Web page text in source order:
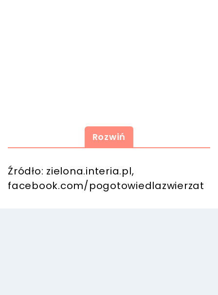
Rozwiń
Źródło: zielona.interia.pl,
facebook.com/pogotowiedlazwierzat